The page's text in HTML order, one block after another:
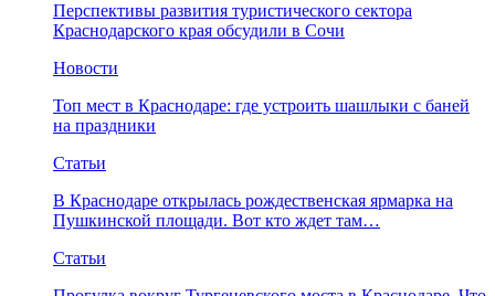
Перспективы развития туристического сектора
Краснодарского края обсудили в Сочи
Новости
Топ мест в Краснодаре: где устроить шашлыки с баней
на праздники
Статьи
В Краснодаре открылась рождественская ярмарка на
Пушкинской площади. Вот кто ждет там…
Статьи